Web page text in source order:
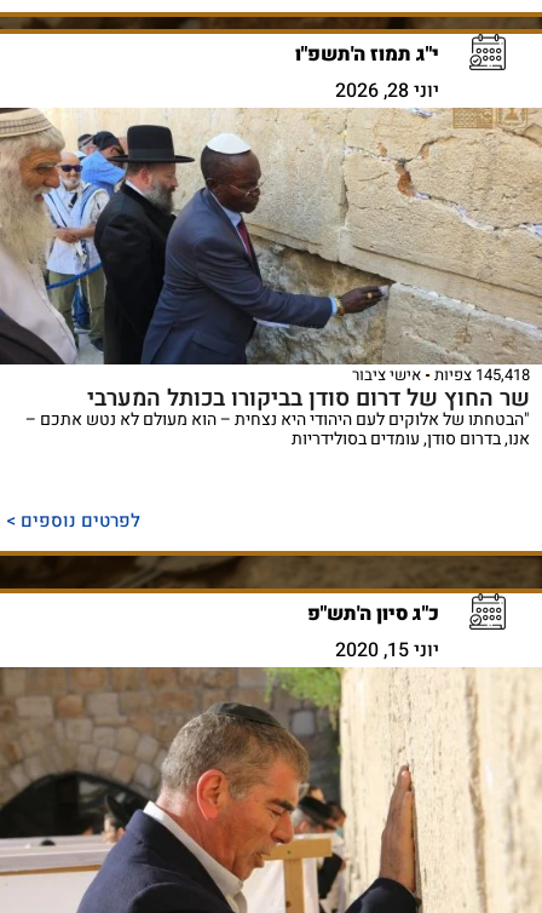
י"ג תמוז ה'תשפ"ו
יוני 28, 2026
145,418 צפיות אישי ציבור
שר החוץ של דרום סודן בביקורו בכותל המערבי
"הבטחתו של אלוקים לעם היהודי היא נצחית – הוא מעולם לא נטש אתכם –
אנו, בדרום סודן, עומדים בסולידריות
לפרטים נוספים >
כ"ג סיון ה'תש"פ
יוני 15, 2020